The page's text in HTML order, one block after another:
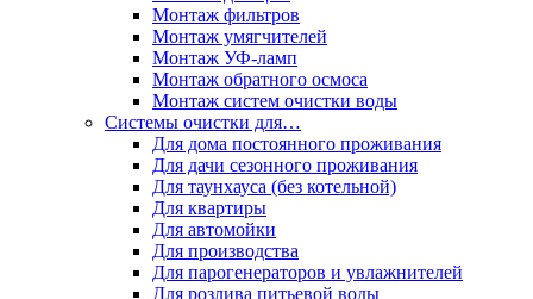
Монтаж фильтров
Монтаж умягчителей
Монтаж УФ-ламп
Монтаж обратного осмоса
Монтаж систем очистки воды
Системы очистки для…
Для дома постоянного проживания
Для дачи сезонного проживания
Для таунхауса (без котельной)
Для квартиры
Для автомойки
Для производства
Для парогенераторов и увлажнителей
Для розлива питьевой воды